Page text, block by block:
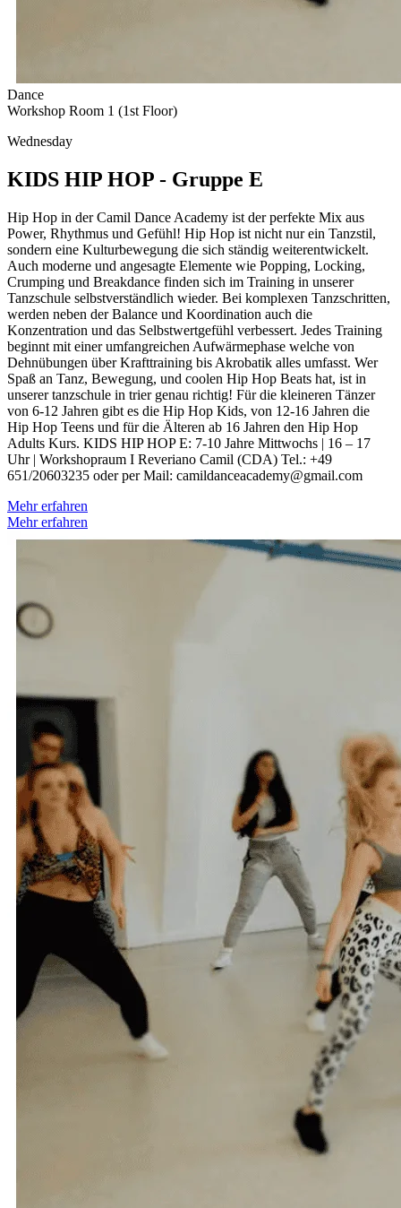
Dance
Workshop Room 1 (1st Floor)
Wednesday
KIDS HIP HOP - Gruppe E
Hip Hop in der Camil Dance Academy ist der perfekte Mix aus
Power, Rhythmus und Gefühl! Hip Hop ist nicht nur ein Tanzstil,
sondern eine Kulturbewegung die sich ständig weiterentwickelt.
Auch moderne und angesagte Elemente wie Popping, Locking,
Crumping und Breakdance finden sich im Training in unserer
Tanzschule selbstverständlich wieder. Bei komplexen Tanzschritten,
werden neben der Balance und Koordination auch die
Konzentration und das Selbstwertgefühl verbessert. Jedes Training
beginnt mit einer umfangreichen Aufwärmephase welche von
Dehnübungen über Krafttraining bis Akrobatik alles umfasst. Wer
Spaß an Tanz, Bewegung, und coolen Hip Hop Beats hat, ist in
unserer tanzschule in trier genau richtig! Für die kleineren Tänzer
von 6-12 Jahren gibt es die Hip Hop Kids, von 12-16 Jahren die
Hip Hop Teens und für die Älteren ab 16 Jahren den Hip Hop
Adults Kurs. KIDS HIP HOP E: 7-10 Jahre Mittwochs | 16 – 17
Uhr | Workshopraum I Reveriano Camil (CDA) Tel.: +49
651/20603235 oder per Mail: camildanceacademy@gmail.com
Mehr erfahren
Mehr erfahren